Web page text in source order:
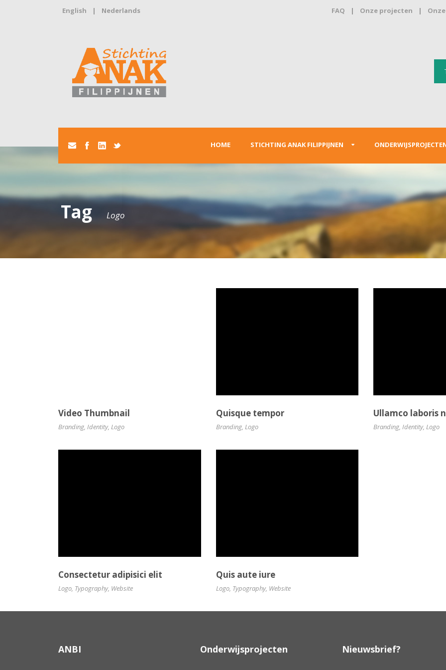
English | Nederlands FAQ | Onze projecten |
HOME STICHTING ANAK FILIPPIJNEN
Tag Logo
Video Thumbnail
Branding, Identity, Logo
Quisque tempor
Branding, Logo
Ullamco laboris
Branding, Identity, Logo
Consectetur adipisici elit
Logo, Typography, Website
Quis aute iure
Logo, Typography, Website
ANBI Onderwijsprojecten Nieuwsbrief?